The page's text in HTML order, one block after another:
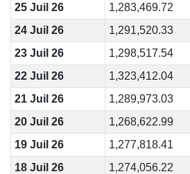
25 Juil 26
1,283,469.72
24 Juil 26
1,291,520.33
23 Juil 26
1,298,517.54
22 Juil 26
1,323,412.04
21 Juil 26
1,289,973.03
20 Juil 26
1,268,622.99
19 Juil 26
1,277,818.41
18 Juil 26
1,274,056.22